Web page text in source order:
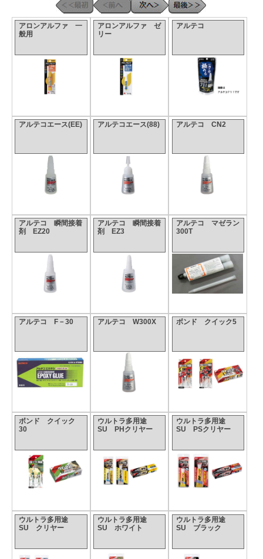
アロンアルファ 一
般用
アロンアルファ ゼ
リー
アルテコ
アルテコエース(EE) アルテコエース(88) アルテコ CN2
アルテコ 瞬間接着
剤 EZ20
アルテコ 瞬間接着
剤 EZ3
アルテコ マゼラン
300T
アルテコ F－30 アルテコ W300X ボンド クイック5
ボンド クイック
30
ウルトラ多用途
SU PHクリヤー
ウルトラ多用途
SU PSクリヤー
ウルトラ多用途
SU クリヤー
ウルトラ多用途
SU ホワイト
ウルトラ多用途
SU ブラック